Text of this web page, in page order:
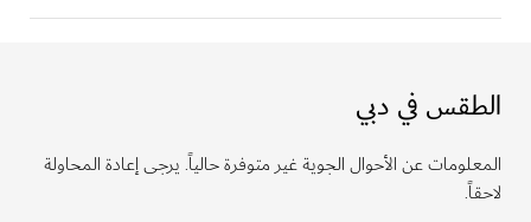
الطقس في دبي
المعلومات عن الأحوال الجوية غير متوفرة حالياً. يرجى إعادة المحاولة
لاحقاً.